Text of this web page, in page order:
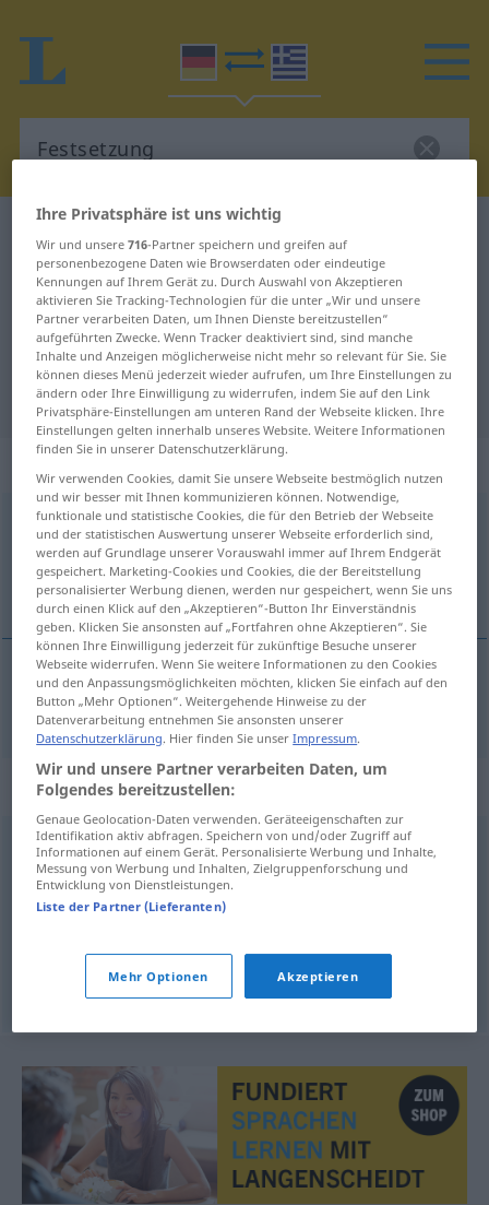
Deutsch-Griechisch Übersetzung
für "Festsetzung"
"Festsetzung" Griechisch
Übersetzung
: Femininum, weiblich
Festsetzungf
Übersicht aller Übersetzungen
(Für mehr Details die Übersetzung anklicken/antippen)
Festsetzung → siehe „Festlegung“
Synonyme für "Festsetzung"
Bestimmung
Kalkulation,Voranschlag,Schätzung
Berechnung,Ansatz,Rechnung,Veranschlagung
© OpenThesaurus.de
Ihre Privatsphäre ist uns wichtig
Wir und unsere716-Partner speichern und greifen auf
personenbezogene Daten wie Browserdaten oder eindeutige
Kennungen auf Ihrem Gerät zu. Durch Auswahl von Akzeptieren
aktivieren Sie Tracking-Technologien für die unter „Wir und unsere
Partner verarbeiten Daten, um Ihnen Dienste bereitzustellen“
aufgeführten Zwecke. Wenn Tracker deaktiviert sind, sind manche
Inhalte und Anzeigen möglicherweise nicht mehr so relevant für Sie. Sie
können dieses Menü jederzeit wieder aufrufen, um Ihre Einstellungen zu
ändern oder Ihre Einwilligung zu widerrufen, indem Sie auf den Link
Privatsphäre-Einstellungen am unteren Rand der Webseite klicken. Ihre
Einstellungen gelten innerhalb unseres Website. Weitere Informationen
finden Sie in unserer Datenschutzerklärung.
Wir verwenden Cookies, damit Sie unsere Webseite bestmöglich nutzen
und wir besser mit Ihnen kommunizieren können. Notwendige,
funktionale und statistische Cookies, die für den Betrieb der Webseite
und der statistischen Auswertung unserer Webseite erforderlich sind,
werden auf Grundlage unserer Vorauswahl immer auf Ihrem Endgerät
gespeichert. Marketing-Cookies und Cookies, die der Bereitstellung
personalisierter Werbung dienen, werden nur gespeichert, wenn Sie uns
durch einen Klick auf den „Akzeptieren“-Button Ihr Einverständnis
geben. Klicken Sie ansonsten auf „Fortfahren ohne Akzeptieren“. Sie
können Ihre Einwilligung jederzeit für zukünftige Besuche unserer
Webseite widerrufen. Wenn Sie weitere Informationen zu den Cookies
und den Anpassungsmöglichkeiten möchten, klicken Sie einfach auf den
Button „Mehr Optionen“. Weitergehende Hinweise zu der
Datenverarbeitung entnehmen Sie ansonsten unserer
Datenschutzerklärung. Hier finden Sie unserImpressum.
Wir und unsere Partner verarbeiten Daten, um
Folgendes bereitzustellen:
Genaue Geolocation-Daten verwenden. Geräteeigenschaften zur
Identifikation aktiv abfragen. Speichern von und/oder Zugriff auf
Informationen auf einem Gerät. Personalisierte Werbung und Inhalte,
Messung von Werbung und Inhalten, Zielgruppenforschung und
Entwicklung von Dienstleistungen.
Liste der Partner (Lieferanten)
Mehr Optionen Akzeptieren